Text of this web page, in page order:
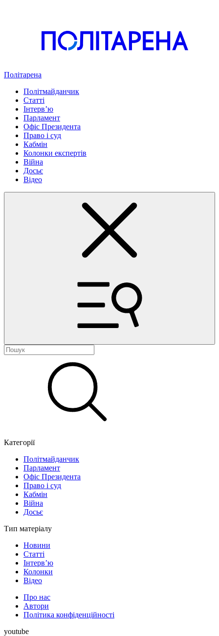
Політарена
Політмайданчик
Статті
Інтервʼю
Парламент
Офіс Президента
Право і суд
Кабмін
Колонки експертів
Війна
Досьє
Відео
Категорії
Політмайданчик
Парламент
Офіс Президента
Право і суд
Кабмін
Війна
Досьє
Тип матеріалу
Новини
Статті
Інтерв’ю
Колонки
Відео
Про нас
Автори
Політика конфіденційності
youtube